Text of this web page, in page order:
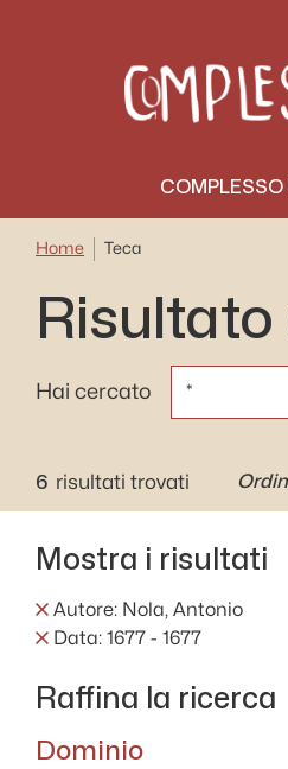
Home Teca
Hai cercato
6 risultati trovati
Mostra i risultati
Autore: Nola, Antonio
Data: 1677 - 1677
Raffina la ricerca
Dominio